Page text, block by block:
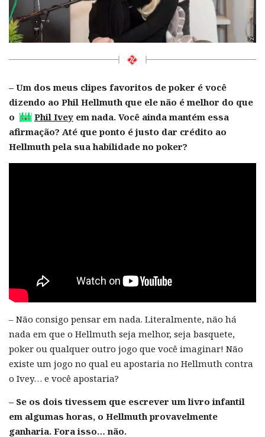
– Um dos meus clipes favoritos de poker é você
dizendo ao Phil Hellmuth que ele não é melhor do que
o
Phil Ivey em nada. Você ainda mantém essa
afirmação? Até que ponto é justo dar crédito ao
Hellmuth pela sua habilidade no poker?
– Não consigo pensar em nada. Literalmente, não há
nada em que o Hellmuth seja melhor, seja basquete,
poker ou qualquer outro jogo que você imaginar! Não
existe um jogo no qual eu apostaria no Hellmuth contra
o Ivey… e você apostaria?
– Se os dois tivessem que escrever um livro infantil
em algumas horas, o Hellmuth provavelmente
ganharia. Fora isso… não.